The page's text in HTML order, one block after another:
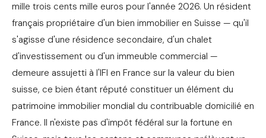
mille trois cents mille euros pour l'année 2026. Un résident
français propriétaire d'un bien immobilier en Suisse — qu'il
s'agisse d'une résidence secondaire, d'un chalet
d'investissement ou d'un immeuble commercial —
demeure assujetti à l'IFI en France sur la valeur du bien
suisse, ce bien étant réputé constituer un élément du
patrimoine immobilier mondial du contribuable domicilié en
France. Il n'existe pas d'impôt fédéral sur la fortune en